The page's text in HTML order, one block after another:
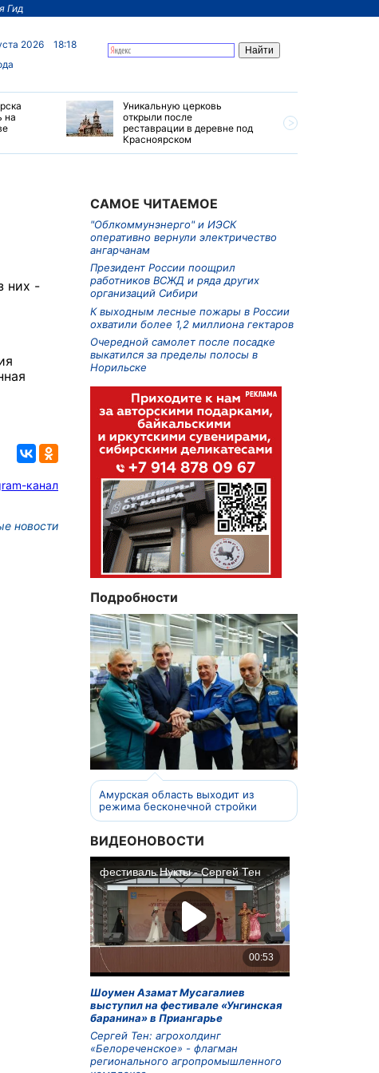
Гид
2026
18:18
на
Уникальную церковь
открыли после
реставрации в деревне под
Красноярском
них -
канал
новости
САМОЕ ЧИТАЕМОЕ
"Облкоммунэнерго" и ИЭСК
оперативно вернули электричество
ангарчанам
Президент России поощрил
работников ВСЖД и ряда других
организаций Сибири
К выходным лесные пожары в России
охватили более 1,2 миллиона гектаров
Очередной самолет после посадке
выкатился за пределы полосы в
Норильске
Подробности
Амурская область выходит из
режима бесконечной стройки
ВИДЕОНОВОСТИ
Шоумен Азамат Мусагалиев
выступил на фестивале «Унгинская
баранина» в Приангарье
Сергей Тен: агрохолдинг
«Белореченское» - флагман
регионального агропромышленного